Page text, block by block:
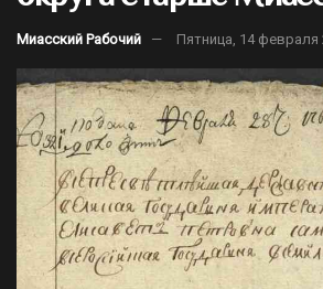
Миасский Рабочий Пятница, 14 февраля